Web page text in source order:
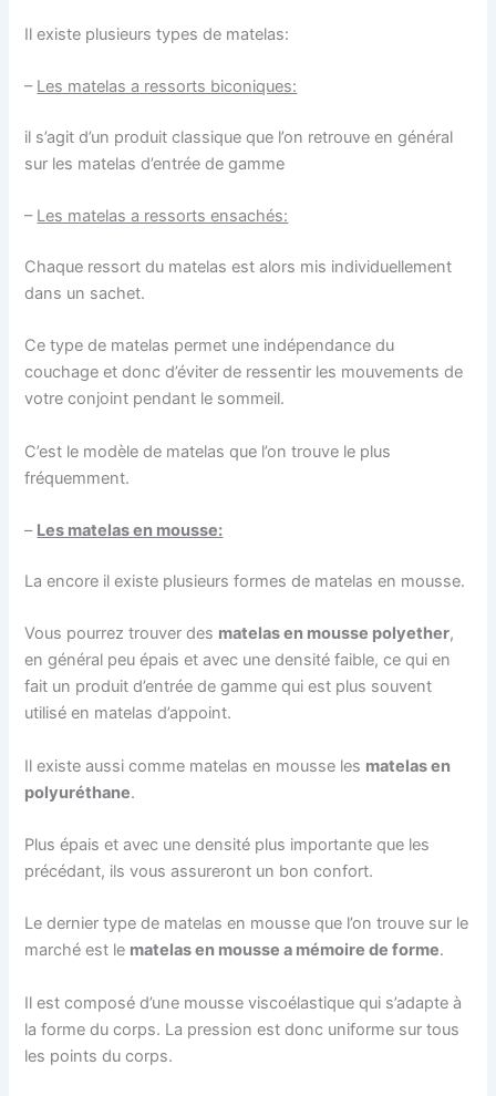
Il existe plusieurs types de matelas:
– Les matelas a ressorts biconiques:
il s’agit d’un produit classique que l’on retrouve en général
sur les matelas d’entrée de gamme
– Les matelas a ressorts ensachés:
Chaque ressort du matelas est alors mis individuellement
dans un sachet.
Ce type de matelas permet une indépendance du
couchage et donc d’éviter de ressentir les mouvements de
votre conjoint pendant le sommeil.
C’est le modèle de matelas que l’on trouve le plus
fréquemment.
– Les matelas en mousse:
La encore il existe plusieurs formes de matelas en mousse.
Vous pourrez trouver des matelas en mousse polyether,
en général peu épais et avec une densité faible, ce qui en
fait un produit d’entrée de gamme qui est plus souvent
utilisé en matelas d’appoint.
Il existe aussi comme matelas en mousse les matelas en
polyuréthane.
Plus épais et avec une densité plus importante que les
précédant, ils vous assureront un bon confort.
Le dernier type de matelas en mousse que l’on trouve sur le
marché est le matelas en mousse a mémoire de forme.
Il est composé d’une mousse viscoélastique qui s’adapte à
la forme du corps. La pression est donc uniforme sur tous
les points du corps.